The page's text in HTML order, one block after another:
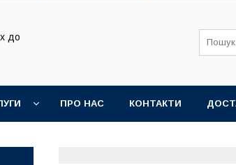
до
ПРО НАС КОНТАКТИ